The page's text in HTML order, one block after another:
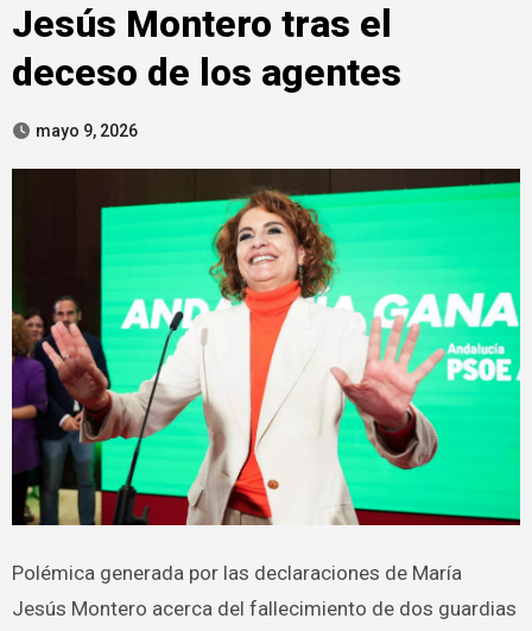
Jesús Montero tras el
deceso de los agentes
mayo 9, 2026
Polémica generada por las declaraciones de María
Jesús Montero acerca del fallecimiento de dos guardias